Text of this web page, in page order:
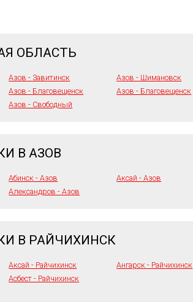
ОБЛАСТЬ
Азов - Завитинск
Азов - Шимановск
Азов - Благовещенск
Азов - Благовещенск
Азов - Свободный
В АЗОВ
Абинск - Азов
Аксай - Азов
Александров - Азов
В РАЙЧИХИНСК
Аксай - Райчихинск
Ангарск - Райчихинск
Асбест - Райчихинск